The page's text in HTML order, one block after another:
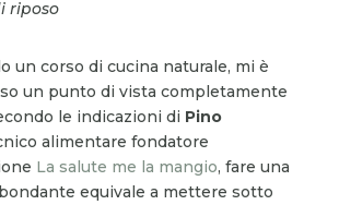
riposo
un corso di cucina naturale, mi è
un punto di vista completamente
le indicazioni di Pino
alimentare fondatore
La salute me la mangio, fare una
equivale a mettere sotto